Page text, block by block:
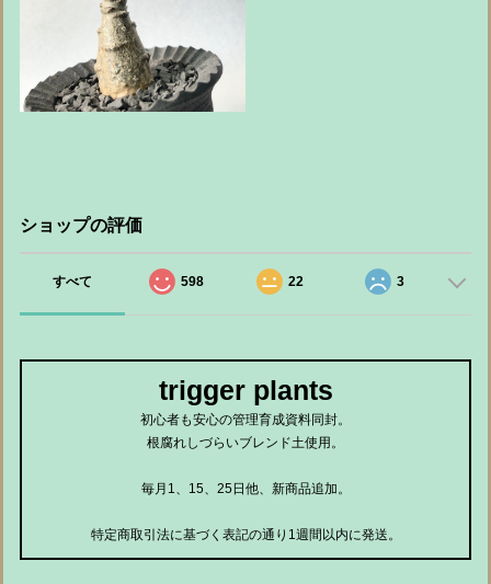
ショップの評価
すべて 598 22 3
trigger plants
初心者も安心の管理育成資料同封。
根腐れしづらいブレンド土使用。
毎月1、15、25日他、新商品追加。
特定商取引法に基づく表記の通り1週間以内に発送。